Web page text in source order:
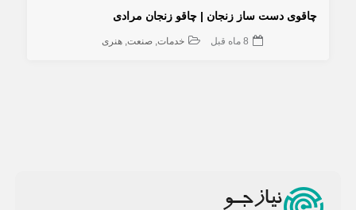
چاقوی دست ساز زنجان | چاقو زنجان مرادی
8 ماه قبل خدمات صنعت هنری